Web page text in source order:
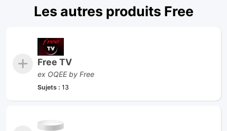
Les autres produits Free
Free TV
ex OQEE by Free
Sujets : 13